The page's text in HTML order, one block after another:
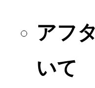
アフ
いて